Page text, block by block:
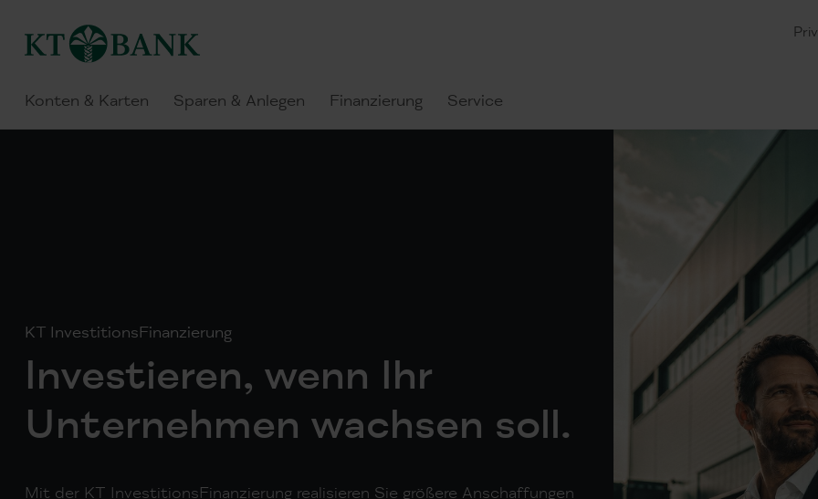
Konten & Karten Sparen & Anlegen Finanzierung Service
KT InvestitionsFinanzierung
Investieren, wenn Ihr
Unternehmen wachsen soll.
Mit der KT InvestitionsFinanzierung realisieren Sie größere Anschaffungen